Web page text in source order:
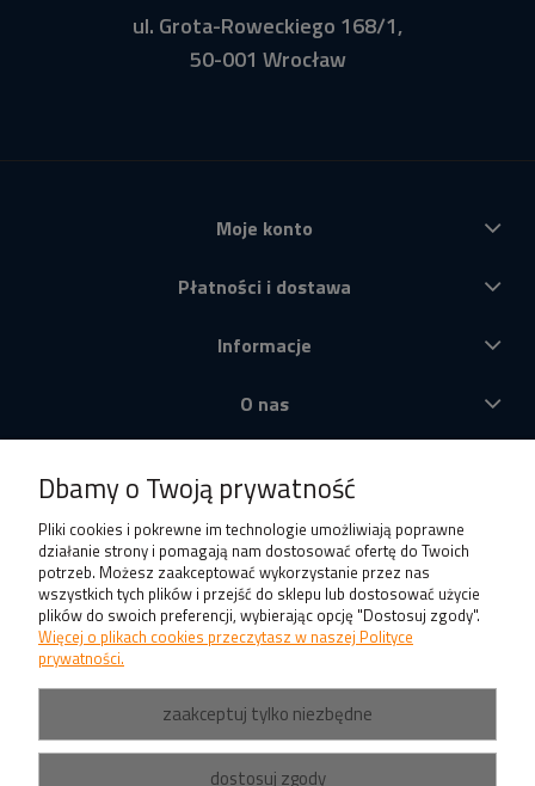
ul. Grota-Roweckiego 168/1,
50-001 Wrocław
Moje konto
Płatności i dostawa
Informacje
O nas
Dbamy o Twoją prywatność
Pliki cookies i pokrewne im technologie umożliwiają poprawne
działanie strony i pomagają nam dostosować ofertę do Twoich
potrzeb. Możesz zaakceptować wykorzystanie przez nas
wszystkich tych plików i przejść do sklepu lub dostosować użycie
plików do swoich preferencji, wybierając opcję "Dostosuj zgody".
Więcej o plikach cookies przeczytasz w naszej Polityce
prywatności.
zaakceptuj tylko niezbędne
dostosuj zgody